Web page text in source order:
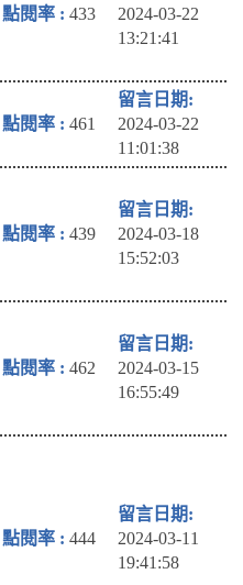
433
2024-03-22
13:21:41
461
2024-03-22
11:01:38
439
2024-03-18
15:52:03
462
2024-03-15
16:55:49
444
2024-03-11
19:41:58